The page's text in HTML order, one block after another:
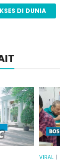
DI DUNIA
VIRAL |